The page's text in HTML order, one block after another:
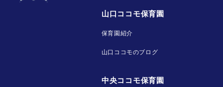
山口ココモ保育園
保育園紹介
山口ココモのブログ
中央ココモ保育園